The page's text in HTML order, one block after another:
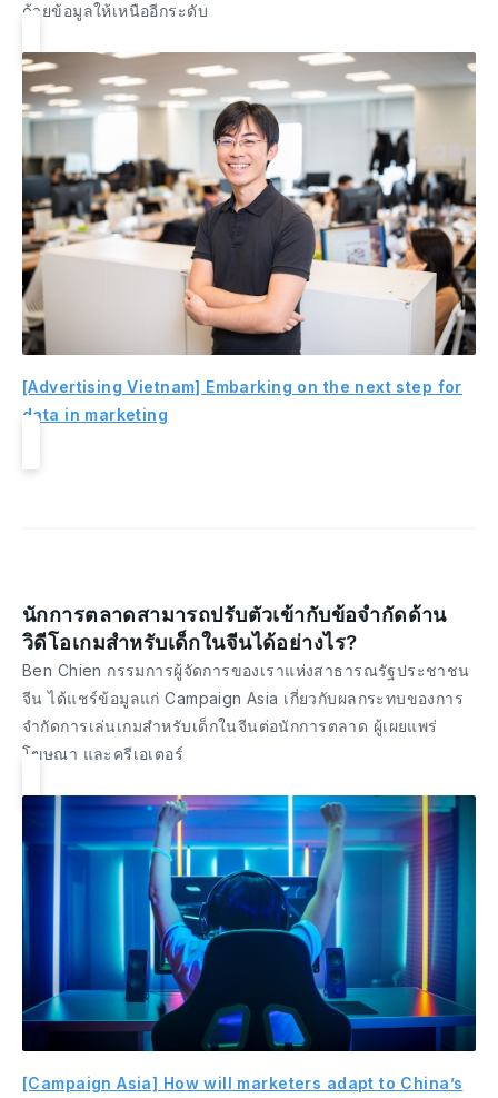
ด้วยข้อมูลให้เหนืออีกระดับ
[Advertising Vietnam] Embarking on the next step for
data in marketing
นักการตลาดสามารถปรับตัวเข้ากับข้อจำกัดด้าน
วิดีโอเกมสำหรับเด็กในจีนได้อย่างไร?
Ben Chien กรรมการผู้จัดการของเราแห่งสาธารณรัฐประชาชน
จีน ได้แชร์ข้อมูลแก่ Campaign Asia เกี่ยวกับผลกระทบของการ
จำกัดการเล่นเกมสำหรับเด็กในจีนต่อนักการตลาด ผู้เผยแพร่
โฆษณา และครีเอเตอร์
[Campaign Asia] How will marketers adapt to China’s